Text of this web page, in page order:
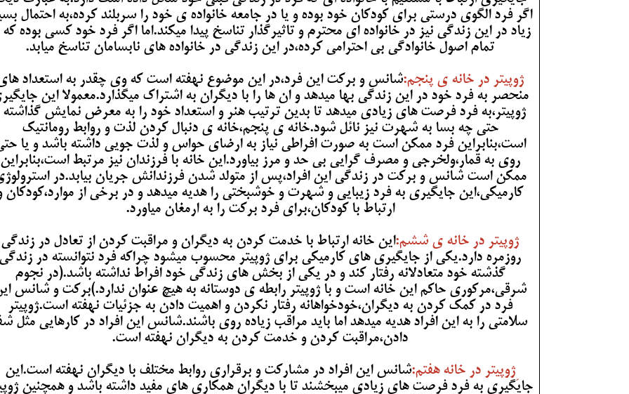
اگر فرد الگوی درستی برای کودکان خود بوده و یا در جامعه خانواده ی خود را سربلند کرده،به احتمال
زیاد در این زندگی نیز در خانواده ای محترم و تاثیرگذار تناسخ پیدا میکند.اما اگر فرد خود کسی بوده که
تمام اصول خانوادگی بی احترامی کرده،در این زندگی در خانواده های نابسامان تناسخ میابد.
ژوپیتر در خانه ی پنجم:شانس و برکت این فرد،در این موضوع نهفته است که وی چقدر به استعداد
منحصر به فرد خود در این زندگی بها میدهد و ان ها را با دیگران به اشتراک میگذارد.معمولا این
ژوپیتر،به فرد فرصت های زیادی میدهد تا بدین ترتیب هنر و استعداد خود را به معرض نمایش گذاشته
حتی چه بسا به شهرت نیز نائل شود.خانه ی پنجم،خانه ی دنبال کردن لذت و روابط رومانتیک
است،بنابراین فرد ممکن است به صورت افراطی نیاز به ارضای حواس و لذت جویی داشته باشد و یا
روی به قمار،ولخرجی و مصرف گرایی بی حد و مرز بیاورد.این خانه با فرزندان نیز مرتبط است،بنابراین
ممکن است شانس و برکت در زندگی این افراد،پس از متولد شدن فرزندانش جریان بیابد.در
کارمیکی،این جایگیری به فرد زیبایی و شهرت و خوشبختی را هدیه میدهد و در برخی از موارد،کودکان
ارتباط با کودکان،برای فرد برکت را به ارمغان میاورد.
ژوپیتر در خانه ی ششم:این خانه ارتباط با خدمت کردن به دیگران و مراقبت کردن از تعادل در زندگی
روزمره دارد.یکی از جایگیری های کارمیکی برای ژوپیتر محسوب میشود چراکه فرد نتوانسته در زندگی
گذشته خود متعادلانه رفتار کند و در یکی از بخش های زندگی خود افراط نداشته باشد.(در نجوم
شرقی،مرکوری حاکم این خانه است و با ژوپیتر رابطه ی دوستانه به هیچ عنوان ندارد.)برکت و شانس
فرد در کمک کردن به دیگران،خودخواهانه رفتار نکردن و اهمیت دادن به جزئیات نهفته است.ژوپیتر
سلامتی را به این افراد هدیه میدهد اما باید مراقب زیاده روی باشند.شانس این افراد در کارهایی مثل
دادن،مراقبت کردن و خدمت کردن به دیگران نهفته است.
ِژوپیتر در خانه هفتم:شانس این افراد در مشارکت و برقراری روابط مختلف با دیگران نهفته است.این
جایگیری به فرد فرصت های زیادی میبخشند تا با دیگران همکاری های مفید داشته باشد و همچنین